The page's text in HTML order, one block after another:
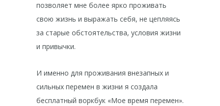
позволяет мне более ярко проживать
свою жизнь и выражать себя, не цепляясь
за старые обстоятельства, условия жизни
и привычки.
И именно для проживания внезапных и
сильных перемен в жизни я создала
бесплатный воркбук «Мое время перемен».